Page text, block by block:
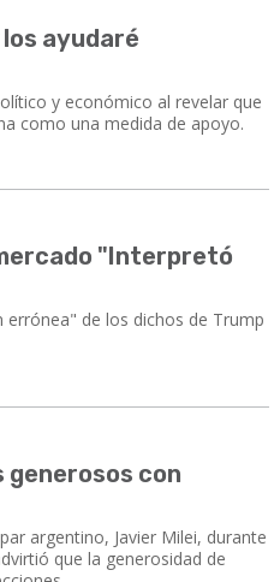
ayudaré
y económico al revelar que
como una medida de apoyo.
"Interpretó
de los dichos de Trump
generosos con
argentino, Javier Milei, durante
que la generosidad de